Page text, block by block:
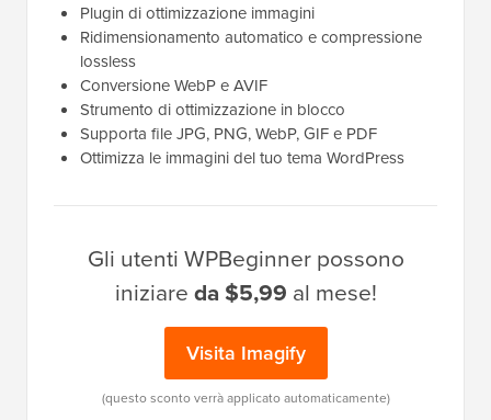
Plugin di ottimizzazione immagini
Ridimensionamento automatico e compressione
lossless
Conversione WebP e AVIF
Strumento di ottimizzazione in blocco
Supporta file JPG, PNG, WebP, GIF e PDF
Ottimizza le immagini del tuo tema WordPress
Gli utenti WPBeginner possono
iniziare da $5,99 al mese!
Visita Imagify
(questo sconto verrà applicato automaticamente)